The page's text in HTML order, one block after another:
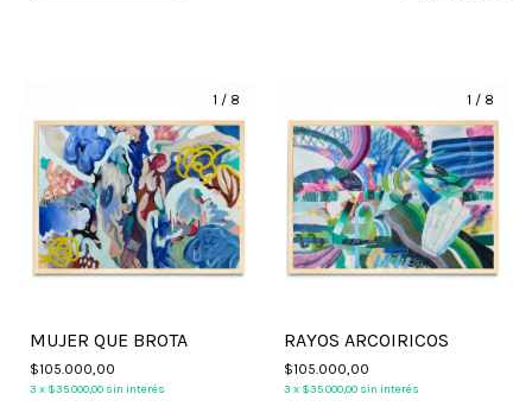
1 / 8
MUJER QUE BROTA
$105.000,00
3 x $35.000,00 sin interés
1 / 8
RAYOS ARCOIRICOS
$105.000,00
3 x $35.000,00 sin interés